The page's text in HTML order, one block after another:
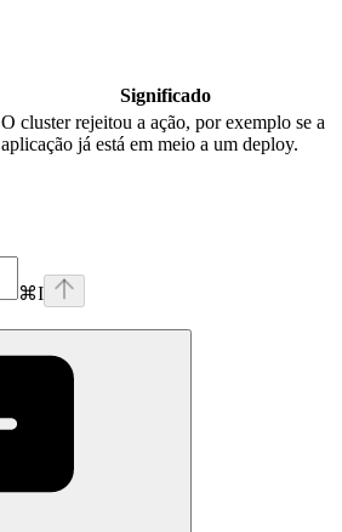
Significado
O cluster rejeitou a ação, por exemplo se a
aplicação já está em meio a um deploy.
⌘I